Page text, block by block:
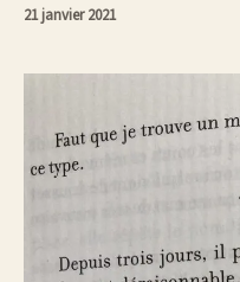
21 janvier 2021